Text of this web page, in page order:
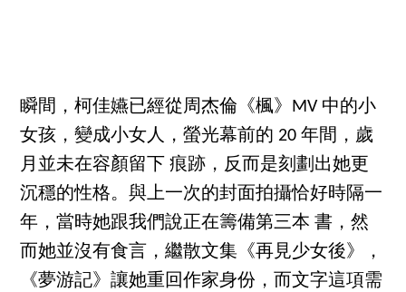
瞬間，柯佳嬿已經從周杰倫《楓》MV 中的小
女孩，變成小女人，螢光幕前的 20 年間，歲
月並未在容顏留下 痕跡，反而是刻劃出她更
沉穩的性格。與上一次的封面拍攝恰好時隔一
年，當時她跟我們說正在籌備第三本 書，然
而她並沒有食言，繼散文集《再見少女後》，
《夢游記》讓她重回作家身份，而文字這項需